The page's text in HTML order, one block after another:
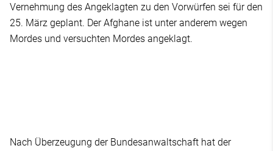
Vernehmung des Angeklagten zu den Vorwürfen sei für den
25. März geplant. Der Afghane ist unter anderem wegen
Mordes und versuchten Mordes angeklagt.
Nach Überzeugung der Bundesanwaltschaft hat der